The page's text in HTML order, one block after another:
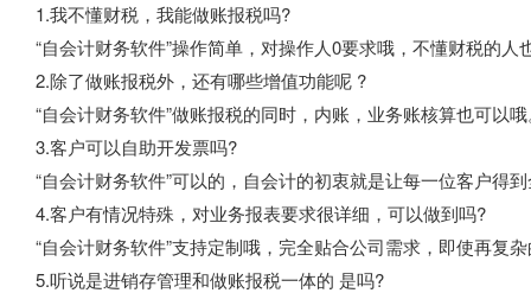
1.我不懂财税，我能做账报税吗?
“自会计财务软件”操作简单，对操作人0要求哦，不懂财税的人
2.除了做账报税外，还有哪些增值功能呢 ?
“自会计财务软件”做账报税的同时，内账，业务账核算也可以
3.客户可以自助开发票吗?
“自会计财务软件”可以的，自会计的初衷就是让每一位客户得
4.客户有情况特殊，对业务报表要求很详细，可以做到吗?
“自会计财务软件”支持定制哦，完全贴合公司需求，即使再复
5.听说是进销存管理和做账报税一体的 是吗?